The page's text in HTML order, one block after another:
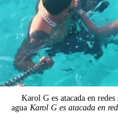
Karol G es atacada en
agua Karol G es atacada en